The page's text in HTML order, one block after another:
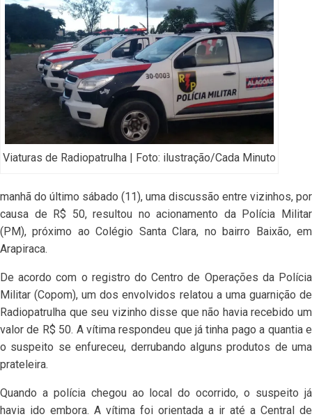
Viaturas de Radiopatrulha | Foto: ilustração/Cada Minuto
manhã do último sábado (11), uma discussão entre vizinhos, por
causa de R$ 50, resultou no acionamento da Polícia Militar
(PM), próximo ao Colégio Santa Clara, no bairro Baixão, em
Arapiraca.
De acordo com o registro do Centro de Operações da Polícia
Militar (Copom), um dos envolvidos relatou a uma guarnição de
Radiopatrulha que seu vizinho disse que não havia recebido um
valor de R$ 50. A vítima respondeu que já tinha pago a quantia e
o suspeito se enfureceu, derrubando alguns produtos de uma
prateleira.
Quando a polícia chegou ao local do ocorrido, o suspeito já
havia ido embora. A vítima foi orientada a ir até a Central de